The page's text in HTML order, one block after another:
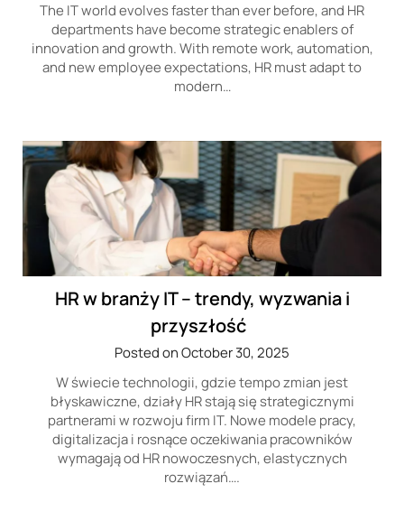
The IT world evolves faster than ever before, and HR
departments have become strategic enablers of
innovation and growth. With remote work, automation,
and new employee expectations, HR must adapt to
modern…
HR w branży IT – trendy, wyzwania i
przyszłość
Posted on October 30, 2025
W świecie technologii, gdzie tempo zmian jest
błyskawiczne, działy HR stają się strategicznymi
partnerami w rozwoju firm IT. Nowe modele pracy,
digitalizacja i rosnące oczekiwania pracowników
wymagają od HR nowoczesnych, elastycznych
rozwiązań….